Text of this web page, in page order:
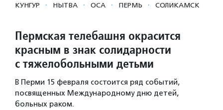
КУНГУР · НЫТВА · ОСА · ПЕРМЬ · СОЛИКАМСК
Пермская телебашня окрасится
красным в знак солидарности
с тяжелобольными детьми
В Перми 15 февраля состоится ряд событий,
посвященных Международному дню детей,
больных раком.